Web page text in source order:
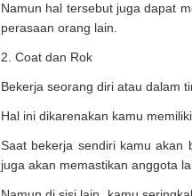
Namun hal tersebut juga dapat
perasaan orang lain.
2. Coat dan Rok
Bekerja seorang diri atau dalam
Hal ini dikarenakan kamu
Saat bekerja sendiri kamu akan
juga akan memastikan anggota